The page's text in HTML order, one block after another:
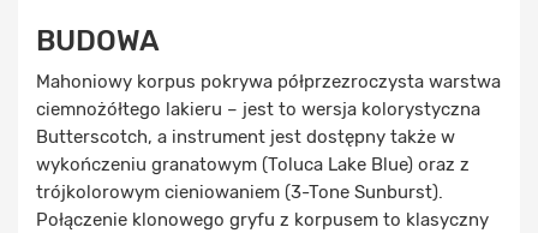
BUDOWA
Mahoniowy korpus pokrywa półprzezroczysta warstwa
ciemnożółtego lakieru – jest to wersja kolorystyczna
Butterscotch, a instrument jest dostępny także w
wykończeniu granatowym (Toluca Lake Blue) oraz z
trójkolorowym cieniowaniem (3-Tone Sunburst).
Połączenie klonowego gryfu z korpusem to klasyczny